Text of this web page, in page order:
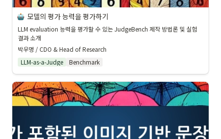
모델의 평가 능력을 평가하기
LLM evaluation 능력을 평가할 수 있는 JudgeBench 제작 방법론 및 실험
결과 소개
박우명 / CDO & Head of Research
LLM-as-a-Judge
Benchmark